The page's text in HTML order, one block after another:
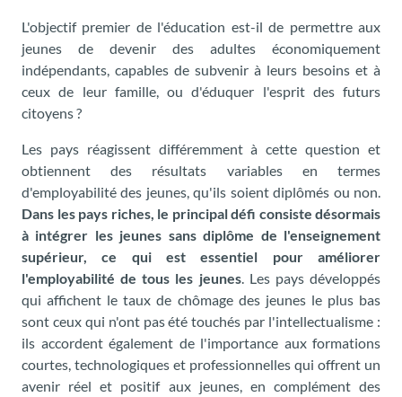
L'objectif premier de l'éducation est-il de permettre aux
jeunes de devenir des adultes économiquement
indépendants, capables de subvenir à leurs besoins et à
ceux de leur famille, ou d'éduquer l'esprit des futurs
citoyens ?
Les pays réagissent différemment à cette question et
obtiennent des résultats variables en termes
d'employabilité des jeunes, qu'ils soient diplômés ou non.
Dans les pays riches, le principal défi consiste désormais
à intégrer les jeunes sans diplôme de l'enseignement
supérieur, ce qui est essentiel pour améliorer
l'employabilité de tous les jeunes. Les pays développés
qui affichent le taux de chômage des jeunes le plus bas
sont ceux qui n'ont pas été touchés par l'intellectualisme :
ils accordent également de l'importance aux formations
courtes, technologiques et professionnelles qui offrent un
avenir réel et positif aux jeunes, en complément des